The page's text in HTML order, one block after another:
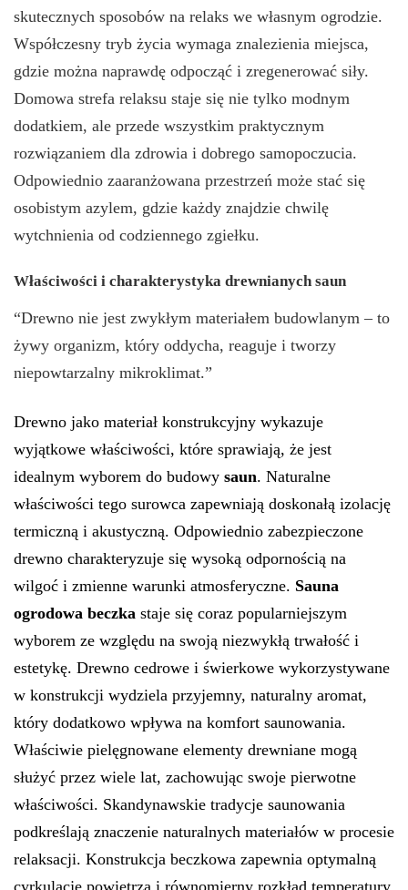
skutecznych sposobów na relaks we własnym ogrodzie.
Współczesny tryb życia wymaga znalezienia miejsca,
gdzie można naprawdę odpocząć i zregenerować siły.
Domowa strefa relaksu staje się nie tylko modnym
dodatkiem, ale przede wszystkim praktycznym
rozwiązaniem dla zdrowia i dobrego samopoczucia.
Odpowiednio zaaranżowana przestrzeń może stać się
osobistym azylem, gdzie każdy znajdzie chwilę
wytchnienia od codziennego zgiełku.
Właściwości i charakterystyka drewnianych saun
“Drewno nie jest zwykłym materiałem budowlanym – to
żywy organizm, który oddycha, reaguje i tworzy
niepowtarzalny mikroklimat.”
Drewno jako materiał konstrukcyjny wykazuje
wyjątkowe właściwości, które sprawiają, że jest
idealnym wyborem do budowy saun. Naturalne
właściwości tego surowca zapewniają doskonałą izolację
termiczną i akustyczną. Odpowiednio zabezpieczone
drewno charakteryzuje się wysoką odpornością na
wilgoć i zmienne warunki atmosferyczne. Sauna
ogrodowa beczka staje się coraz popularniejszym
wyborem ze względu na swoją niezwykłą trwałość i
estetykę. Drewno cedrowe i świerkowe wykorzystywane
w konstrukcji wydziela przyjemny, naturalny aromat,
który dodatkowo wpływa na komfort saunowania.
Właściwie pielęgnowane elementy drewniane mogą
służyć przez wiele lat, zachowując swoje pierwotne
właściwości. Skandynawskie tradycje saunowania
podkreślają znaczenie naturalnych materiałów w procesie
relaksacji. Konstrukcja beczkowa zapewnia optymalną